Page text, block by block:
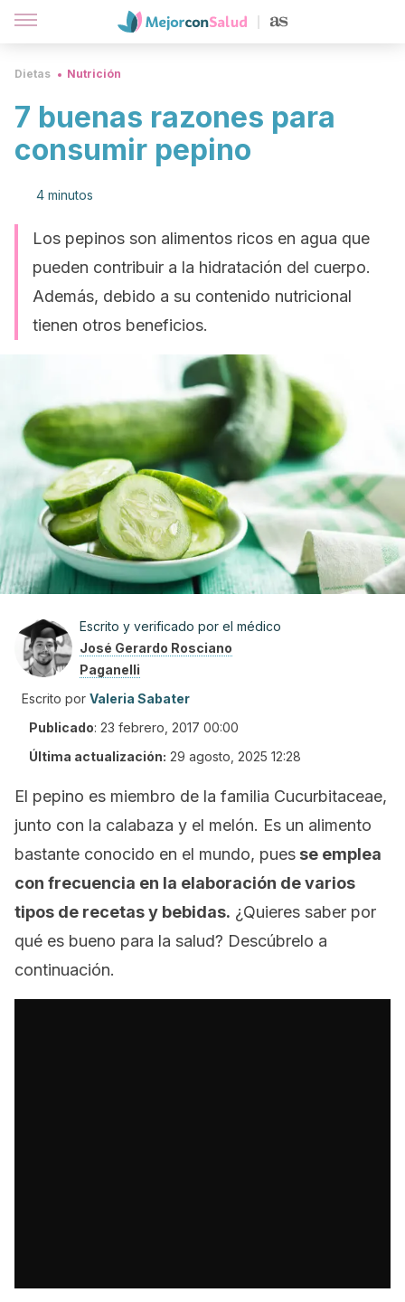
Dietas Nutrición
7 buenas razones para
consumir pepino
4 minutos
Los pepinos son alimentos ricos en agua que
pueden contribuir a la hidratación del cuerpo.
Además, debido a su contenido nutricional
tienen otros beneficios.
Escrito y verificado por el médico
José Gerardo Rosciano
Paganelli
Escrito por Valeria Sabater
Publicado: 23 febrero, 2017 00:00
Última actualización: 29 agosto, 2025 12:28
El pepino es miembro de la familia Cucurbitaceae,
junto con la calabaza y el melón. Es un alimento
bastante conocido en el mundo, pues se emplea
con frecuencia en la elaboración de varios
tipos de recetas y bebidas. ¿Quieres saber por
qué es bueno para la salud? Descúbrelo a
continuación.